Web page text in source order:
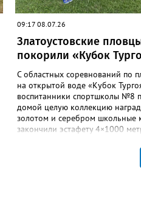
09:17 08.07.26
Златоустовские
покорили «Кубок
С областных соревнований по
на открытой воде «Кубок
воспитанники спортшколы №8
домой целую коллекцию
золотом и серебром школьные
закончили эстафету 4×1000
Берсеневой, Михаилом
Алексеем Кувшинниковым,